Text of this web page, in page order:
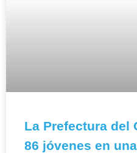
La Prefectura del
86 jóvenes en